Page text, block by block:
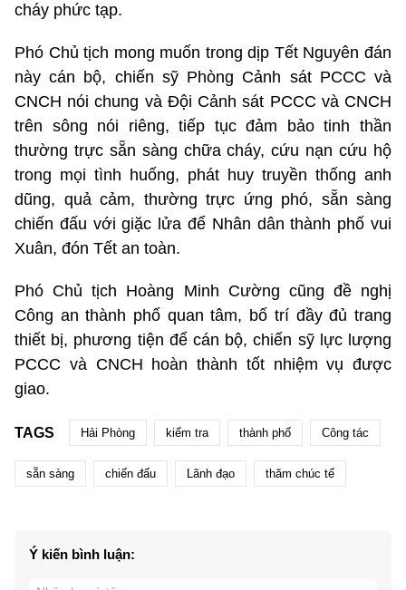
cháy phức tạp.
Phó Chủ tịch mong muốn trong dịp Tết Nguyên đán
này cán bộ, chiến sỹ Phòng Cảnh sát PCCC và
CNCH nói chung và Đội Cảnh sát PCCC và CNCH
trên sông nói riêng, tiếp tục đảm bảo tinh thần
thường trực sẵn sàng chữa cháy, cứu nạn cứu hộ
trong mọi tình huống, phát huy truyền thống anh
dũng, quả cảm, thường trực ứng phó, sẵn sàng
chiến đấu với giặc lửa để Nhân dân thành phố vui
Xuân, đón Tết an toàn.
Phó Chủ tịch Hoàng Minh Cường cũng đề nghị
Công an thành phố quan tâm, bố trí đầy đủ trang
thiết bị, phương tiện để cán bộ, chiến sỹ lực lượng
PCCC và CNCH hoàn thành tốt nhiệm vụ được
giao.
TAGS Hải Phòng kiểm tra thành phố Công tác
sẵn sàng chiến đấu Lãnh đạo thăm chúc tế
Ý kiến bình luận: